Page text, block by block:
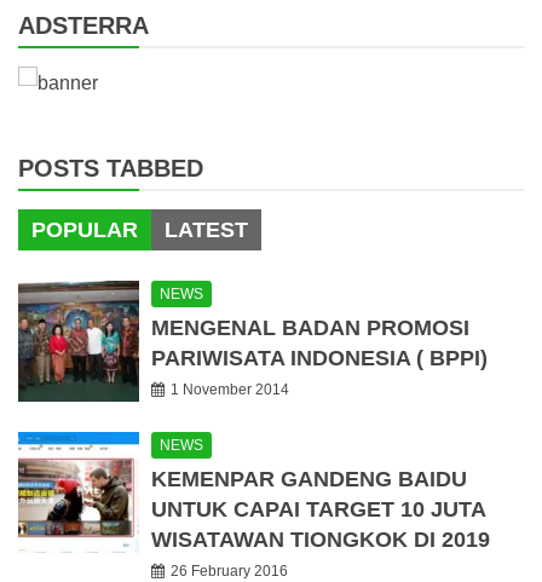
ADSTERRA
POSTS TABBED
POPULAR LATEST
NEWS
MENGENAL BADAN PROMOSI
PARIWISATA INDONESIA ( BPPI)
1 November 2014
NEWS
KEMENPAR GANDENG BAIDU
UNTUK CAPAI TARGET 10 JUTA
WISATAWAN TIONGKOK DI 2019
26 February 2016